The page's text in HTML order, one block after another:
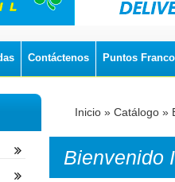
Contáctenos Puntos Franco
Inicio » Catálogo »
Bienvenido